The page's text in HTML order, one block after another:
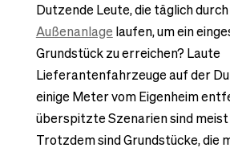
Dutzende Leute, die täglich durch
Außenanlage laufen, um ein
Grundstück zu erreichen? Laute
Lieferantenfahrzeuge auf der
einige Meter vom Eigenheim
überspitzte Szenarien sind
Trotzdem sind Grundstücke, die